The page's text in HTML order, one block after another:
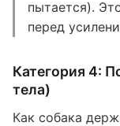
пытается).
перед
Категория 4:
тела)
Как собака